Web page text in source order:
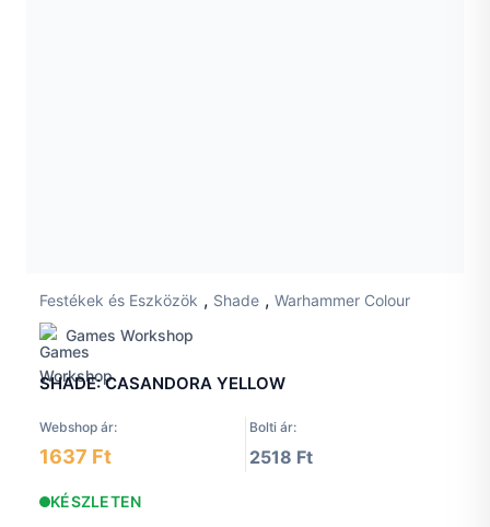
Festékek és Eszközök , Shade , Warhammer Colour
Games Workshop
SHADE: CASANDORA YELLOW
Webshop ár: Bolti ár:
1637 Ft 2518 Ft
KÉSZLETEN